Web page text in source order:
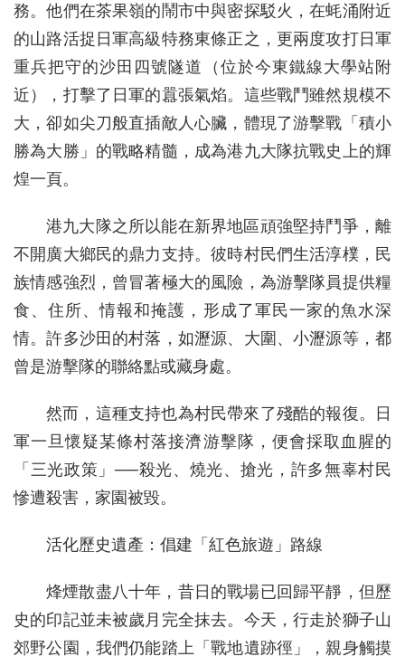
務。他們在茶果嶺的鬧市中與密探駁火，在蚝涌附近
的山路活捉日軍高級特務東條正之，更兩度攻打日軍
重兵把守的沙田四號隧道（位於今東鐵線大學站附
近），打擊了日軍的囂張氣焰。這些戰鬥雖然規模不
大，卻如尖刀般直插敵人心臟，體現了游擊戰「積小
勝為大勝」的戰略精髓，成為港九大隊抗戰史上的輝
煌一頁。
港九大隊之所以能在新界地區頑強堅持鬥爭，離
不開廣大鄉民的鼎力支持。彼時村民們生活淳樸，民
族情感強烈，曾冒著極大的風險，為游擊隊員提供糧
食、住所、情報和掩護，形成了軍民一家的魚水深
情。許多沙田的村落，如瀝源、大圍、小瀝源等，都
曾是游擊隊的聯絡點或藏身處。
然而，這種支持也為村民帶來了殘酷的報復。日
軍一旦懷疑某條村落接濟游擊隊，便會採取血腥的
「三光政策」──殺光、燒光、搶光，許多無辜村民
慘遭殺害，家園被毀。
活化歷史遺產：倡建「紅色旅遊」路線
烽煙散盡八十年，昔日的戰場已回歸平靜，但歷
史的印記並未被歲月完全抹去。今天，行走於獅子山
郊野公園，我們仍能踏上「戰地遺跡徑」，親身觸摸